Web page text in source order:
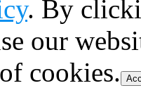
. By
our
cookies.